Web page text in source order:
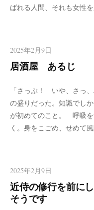
ばれる人間、それも女性
2025年2月9日
居酒屋 あるじ
「さっぶ！ いや、さっ
の盛りだった。知識でし
が初めてのこと。 呼吸を
く。身をこごめ、せめて
2025年2月9日
近侍の修行を前に
そうです